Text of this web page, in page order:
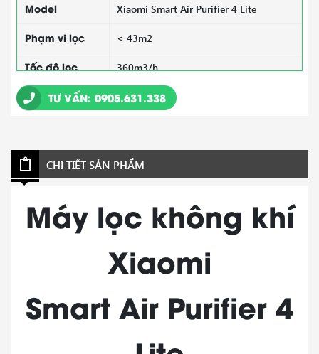
Model
Xiaomi Smart Air Purifier 4 Lite
Phạm vi lọc < 43m2
Tốc độ lọc 360m3/h
Công suất 33 W
Bộ lọc Màng lọc PET - True HEPA
3 Chế độ lọc
Cảm biến Nhiệt độ, độ ẩm, bụi mịn, mùi
TƯ VẤN: 0905.631.338
CHI TIẾT SẢN PHẨM
Máy lọc không khí
Xiaomi
Smart Air Purifier 4